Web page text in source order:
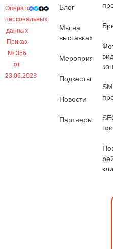
Оператор
персональных
данных
Приказ
№ 356
от
23.06.2023
Блог
Мы на
выставках
Мероприятия
Подкасты
Новости
Партнеры